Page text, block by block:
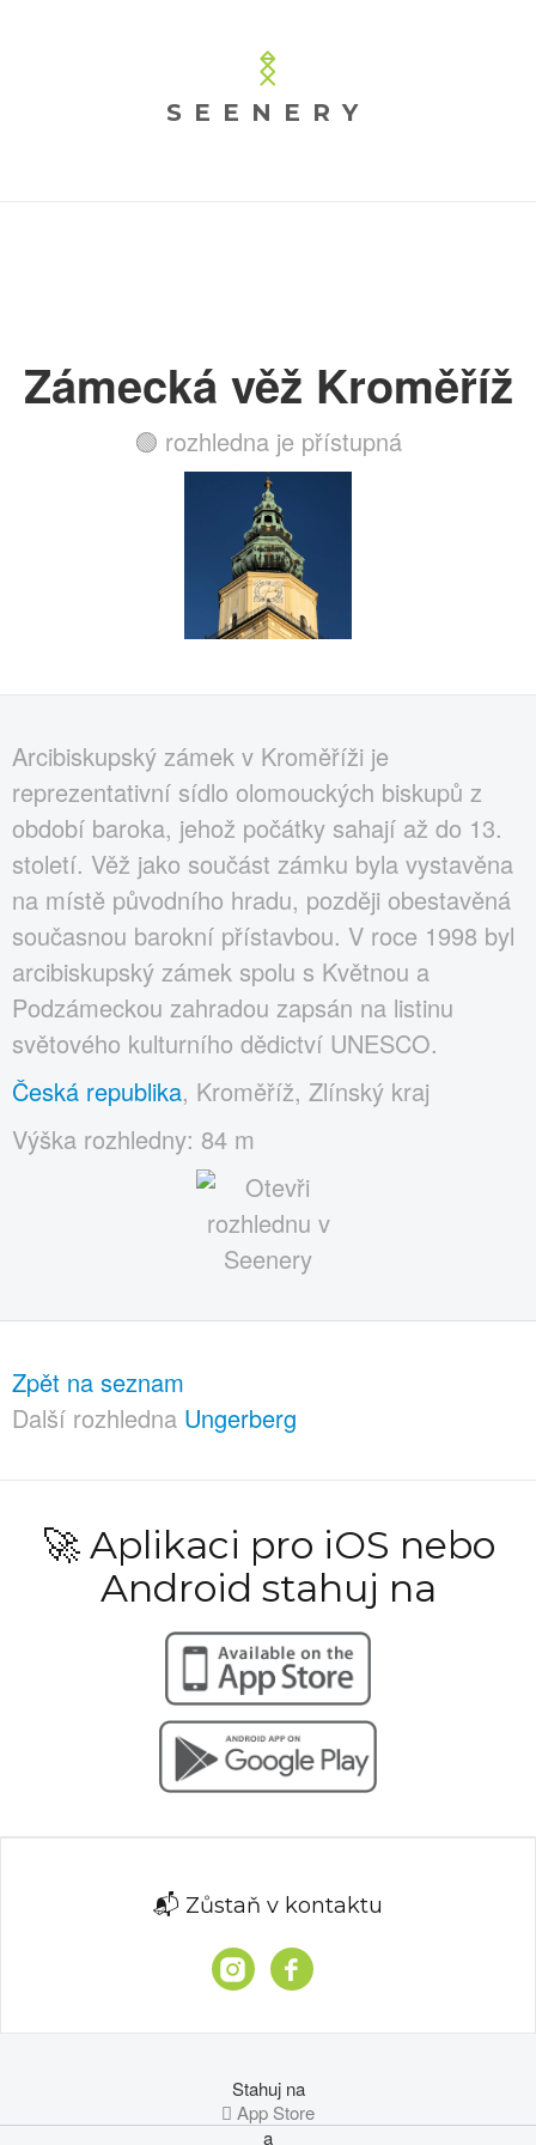
SEENERY
Zámecká věž Kroměříž
🟢 rozhledna je přístupná
Arcibiskupský zámek v Kroměříži je
reprezentativní sídlo olomouckých biskupů z
období baroka, jehož počátky sahají až do 13.
století. Věž jako součást zámku byla vystavěna
na místě původního hradu, později obestavěná
současnou barokní přístavbou. V roce 1998 byl
arcibiskupský zámek spolu s Květnou a
Podzámeckou zahradou zapsán na listinu
světového kulturního dědictví UNESCO.
Česká republika, Kroměříž, Zlínský kraj
Výška rozhledny: 84 m
Zpět na seznam
Další rozhledna Ungerberg
🚀 Aplikaci pro iOS nebo
Android stahuj na
📬 Zůstaň v kontaktu
Stahuj na
 App Store
a